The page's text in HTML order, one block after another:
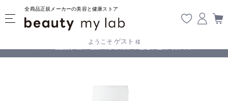
全商品正規メーカーの美容と健康ストア
ようこそ ゲスト 様
【重要】熊本地震の影響により遅延が生じております